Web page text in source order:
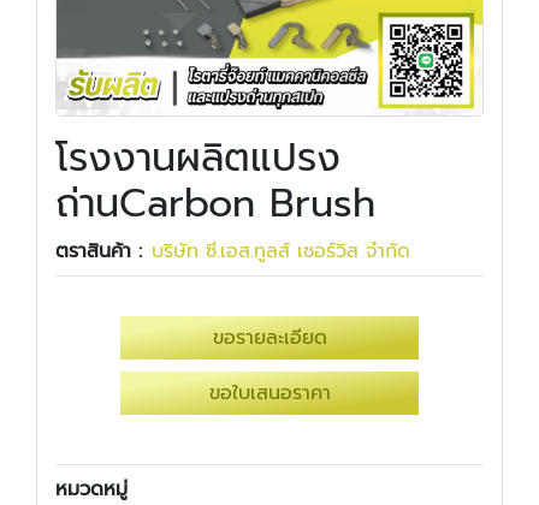
โรงงานผลิตแปรง
ถ่านCarbon Brush
ตราสินค้า : บริษัท ซี.เอส.ทูลส์ เซอร์วิส จำกัด
ขอรายละเอียด
ขอใบเสนอราคา
หมวดหมู่